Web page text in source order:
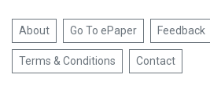
About Go To ePaper Feedback
Terms & Conditions Contact